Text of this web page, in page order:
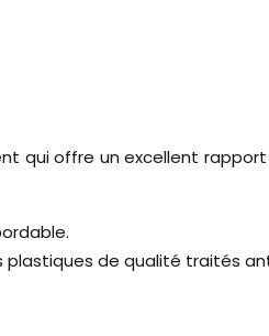
qui offre un excellent
de qualité traités